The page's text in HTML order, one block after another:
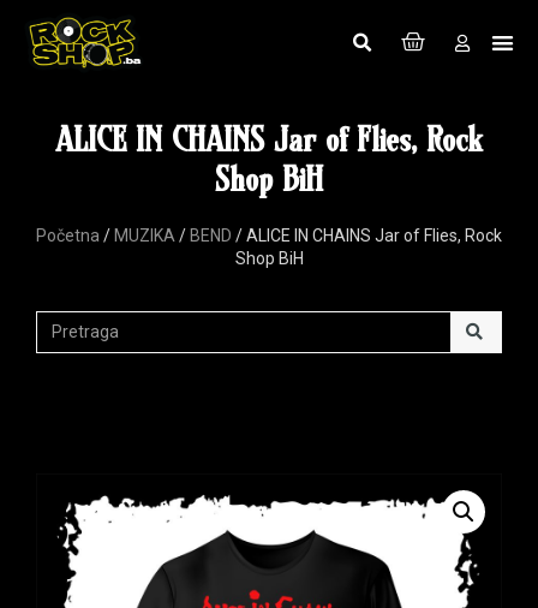
ALICE IN CHAINS Jar of Flies, Rock
Shop BiH
Početna / MUZIKA / BEND / ALICE IN CHAINS Jar of Flies, Rock
Shop BiH